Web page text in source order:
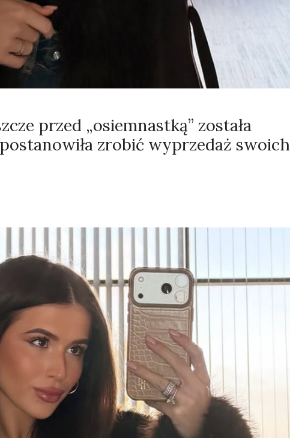
przed „osiemnastką” została
zrobić wyprzedaż swoich